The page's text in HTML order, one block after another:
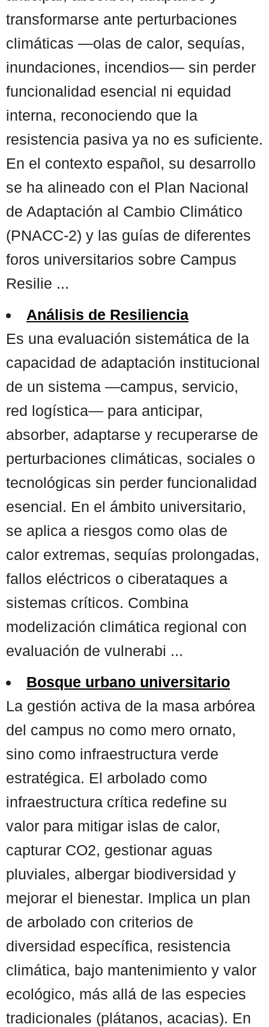
transformarse ante perturbaciones
climáticas —olas de calor, sequías,
inundaciones, incendios— sin perder
funcionalidad esencial ni equidad
interna, reconociendo que la
resistencia pasiva ya no es suficiente.
En el contexto español, su desarrollo
se ha alineado con el Plan Nacional
de Adaptación al Cambio Climático
(PNACC-2) y las guías de diferentes
foros universitarios sobre Campus
Resilie ...
Análisis de Resiliencia
Es una evaluación sistemática de la
capacidad de adaptación institucional
de un sistema —campus, servicio,
red logística— para anticipar,
absorber, adaptarse y recuperarse de
perturbaciones climáticas, sociales o
tecnológicas sin perder funcionalidad
esencial. En el ámbito universitario,
se aplica a riesgos como olas de
calor extremas, sequías prolongadas,
fallos eléctricos o ciberataques a
sistemas críticos. Combina
modelización climática regional con
evaluación de vulnerabi ...
Bosque urbano universitario
La gestión activa de la masa arbórea
del campus no como mero ornato,
sino como infraestructura verde
estratégica. El arbolado como
infraestructura crítica redefine su
valor para mitigar islas de calor,
capturar CO2, gestionar aguas
pluviales, albergar biodiversidad y
mejorar el bienestar. Implica un plan
de arbolado con criterios de
diversidad específica, resistencia
climática, bajo mantenimiento y valor
ecológico, más allá de las especies
tradicionales (plátanos, acacias). En